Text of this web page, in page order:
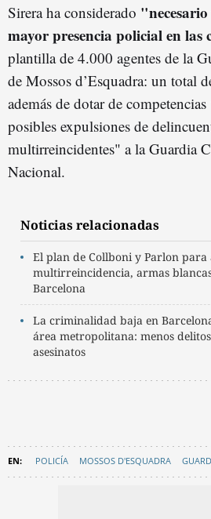
Sirera ha considerado
mayor presencia policial en las
plantilla de 4.000 agentes de la
de Mossos d’Esquadra: un total
además de dotar de
posibles expulsiones de
multirreincidentes" a la Guardia
Nacional.
Noticias relacionadas
El plan de Collboni y Parlon para
multirreincidencia, armas
Barcelona
La criminalidad baja en
área metropolitana: menos
asesinatos
POLICÍA MOSSOS D'ESQUADRA